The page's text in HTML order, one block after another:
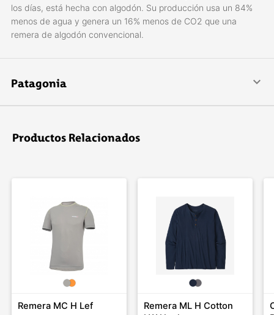
los días, está hecha con algodón. Su producción usa un 84%
menos de agua y genera un 16% menos de CO2 que una
remera de algodón convencional.
Patagonia
Patagonia se especializa en crear indumentaria para la práctica
pesca con mosca y trail running.
Productos Relacionados
Remera MC H Lef
Remera ML H Cotton